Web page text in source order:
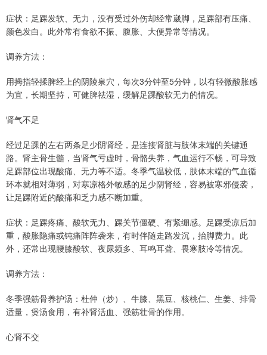
症状：足踝发软、无力，没有受过外伤却经常崴脚，足踝部有压痛、
颜色发白。此外常有食欲不振、腹胀、大便异常等情况。
调养方法：
用拇指轻揉脾经上的阴陵泉穴，每次3分钟至5分钟，以有轻微酸胀感
为宜，长期坚持，可健脾祛湿，缓解足踝酸软无力的情况。
肾气不足
经过足踝的左右两条足少阴肾经，是连接肾脏与肢体末端的关键通
路。肾主骨生髓，当肾气亏虚时，骨骼失养，气血运行不畅，可导致
足踝部位出现酸痛、无力等不适。冬季气温较低，肢体末端的气血循
环本就相对薄弱，对寒凉格外敏感的足少阴肾经，容易被寒邪侵袭，
让足踝附近的酸痛和乏力感不断加重。
症状：足踝疼痛、酸软无力、踝关节僵硬、有紧绷感。足踝受凉后加
重，酸胀隐痛或钝痛阵阵袭来，有时伴随走路发沉，抬脚费力。此
外，还常出现腰膝酸软、夜尿频多、耳鸣耳聋、畏寒肢冷等情况。
调养方法：
冬季强筋骨养护汤：杜仲（炒）、牛膝、黑豆、核桃仁、生姜、排骨
适量，煲汤食用，有补肾活血、强筋壮骨的作用。
心肾不交